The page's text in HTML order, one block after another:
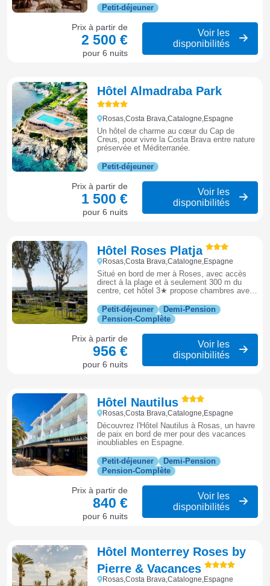
avec vue panoramique.
Petit-déjeuner
Prix à partir de
2 500 €
pour 6 nuits
Voir les
disponibilités
Hôtel Almadraba Park
Rosas,Costa Brava,Catalogne,Espagne
Un hôtel de charme au cœur du Cap de
Creus, pour vivre la Costa Brava entre nature
préservée et Méditerranée.
Petit-déjeuner
Prix à partir de
1 500 €
pour 6 nuits
Voir les
disponibilités
Hôtel Roses Platja
Rosas,Costa Brava,Catalogne,Espagne
Situé en bord de mer à Roses, avec accès
direct à la plage et à seulement 300 m du
centre, cet hôtel 3★ propose chambres avec
Petit-déjeuner
Demi-Pension
Pension-Complète
Prix à partir de
956 €
pour 6 nuits
Voir les
disponibilités
Hôtel Nautilus
Rosas,Costa Brava,Catalogne,Espagne
Découvrez l'Hôtel Nautilus à Rosas, un havre
de paix en bord de mer pour des vacances
inoubliables en Espagne.
Petit-déjeuner
Demi-Pension
Pension-Complète
Prix à partir de
840 €
pour 6 nuits
Voir les
disponibilités
Hôtel Monterrey Roses by
Pierre & Vacances
Rosas,Costa Brava,Catalogne,Espagne